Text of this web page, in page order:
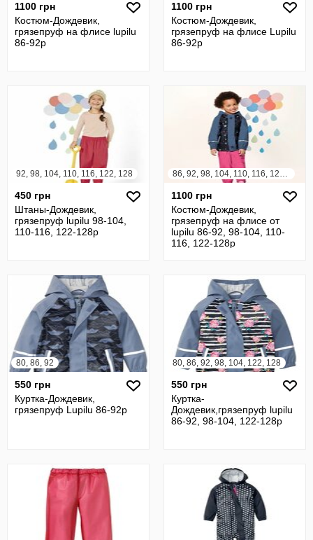
1100 грн
Костюм-Дождевик,
грязепруф на флисе lupilu
86-92р
1100 грн
Костюм-Дождевик,
грязепруф на флисе Lupilu
86-92р
92, 98, 104, 110, 116, 122, 128
450 грн
Штаны-Дождевик,
грязепруф lupilu 98-104,
110-116, 122-128р
86, 92, 98, 104, 110, 116, 122, 128
1100 грн
Костюм-Дождевик,
грязепруф на флисе от
lupilu 86-92, 98-104, 110-
116, 122-128р
80, 86, 92
550 грн
Куртка-Дождевик,
грязепруф Lupilu 86-92р
80, 86, 92, 98, 104, 122, 128
550 грн
Куртка-
Дождевик,грязепруф lupilu
86-92, 98-104, 122-128р